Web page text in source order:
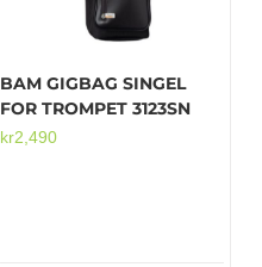
BAM GIGBAG SINGEL
FOR TROMPET 3123SN
kr2,490